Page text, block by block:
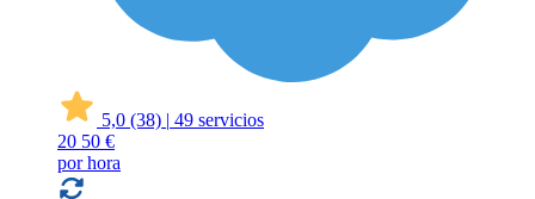
5,0 (38) | 49 servicios
20 50 €
por hora